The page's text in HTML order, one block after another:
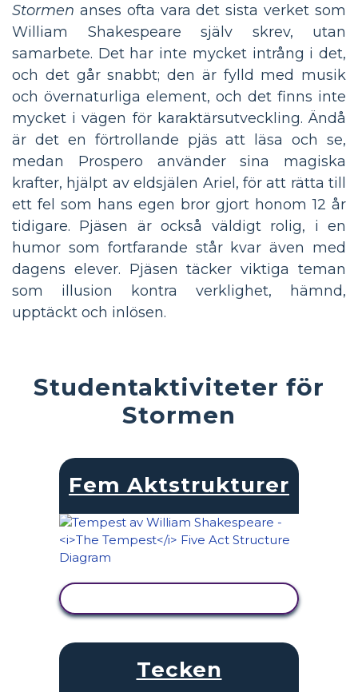
Stormen anses ofta vara det sista verket som
William Shakespeare själv skrev, utan
samarbete. Det har inte mycket intrång i det,
och det går snabbt; den är fylld med musik
och övernaturliga element, och det finns inte
mycket i vägen för karaktärsutveckling. Ändå
är det en förtrollande pjäs att läsa och se,
medan Prospero använder sina magiska
krafter, hjälpt av eldsjälen Ariel, för att rätta till
ett fel som hans egen bror gjort honom 12 år
tidigare. Pjäsen är också väldigt rolig, i en
humor som fortfarande står kvar även med
dagens elever. Pjäsen täcker viktiga teman
som illusion kontra verklighet, hämnd,
upptäckt och inlösen.
Studentaktiviteter för
Stormen
Fem Aktstrukturer
Tecken